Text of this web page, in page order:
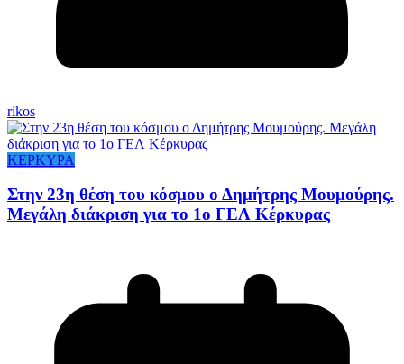
rikos
ΚΕΡΚΥΡΑ
Στην 23η θέση του κόσμου ο Δημήτρης Μουμούρης.
Μεγάλη διάκριση για το 1ο ΓΕΛ Κέρκυρας